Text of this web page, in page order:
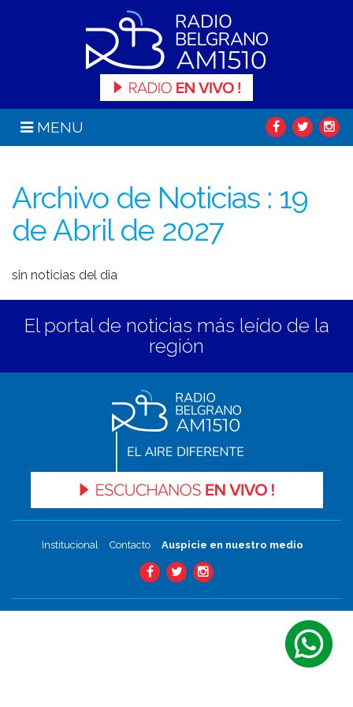
MENU
Archivo de Noticias : 19
de Abril de 2027
sin noticias del dia
El portal de noticias más leído de la
región
Institucional Contacto Auspicie en nuestro medio